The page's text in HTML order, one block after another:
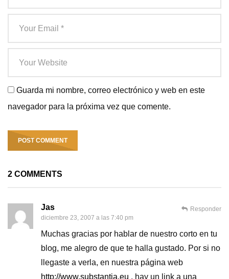
Guarda mi nombre, correo electrónico y web en este
navegador para la próxima vez que comente.
2 COMMENTS
Jas
diciembre 23, 2007 a las 7:40 pm
Muchas gracias por hablar de nuestro corto en tu
blog, me alegro de que te halla gustado. Por si no
llegaste a verla, en nuestra página web
http://www.substantia.eu , hay un link a una
Responder